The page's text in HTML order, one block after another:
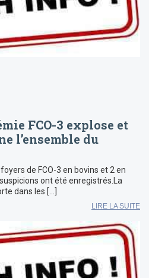
FCO-3 explose et
l’ensemble du
de FCO-3 en bovins et 2 en
ont été enregistrés.La
dans les […]
LIRE LA SUITE